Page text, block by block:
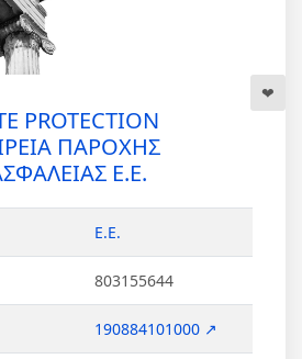
PROTECTION
ΠΑΡΟΧΗΣ
Ε.Ε.
Ε.Ε.
803155644
190884101000 ↗